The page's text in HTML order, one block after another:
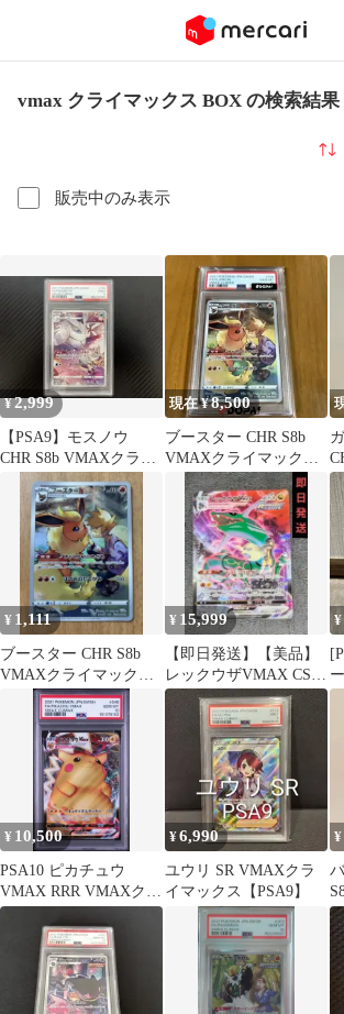
vmax クライマックス BOX の検索結果
販売中のみ表示
並
¥2,999
【PSA9】モスノウ
CHR S8b VMAXクライ
マックス 192/184
現在 ¥8,500
ブースター CHR S8b
VMAXクライマックス
188/184
¥ 1,111
ブースター CHR S8b
VMAXクライマックス
188/184
¥ 15,999
【即日発送】【美品】
レックウザVMAX CSR
S8b VMAXクライマッ
¥
¥ 10,500
PSA10 ピカチュウ
VMAX RRR VMAXクラ
イマックス
¥6,990
ユウリ SR VMAXクラ
イマックス【PSA9】
¥